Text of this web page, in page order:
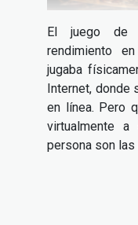
El juego de
rendimiento
jugaba
Internet, donde
en línea. Pero
virtualmente
persona son las